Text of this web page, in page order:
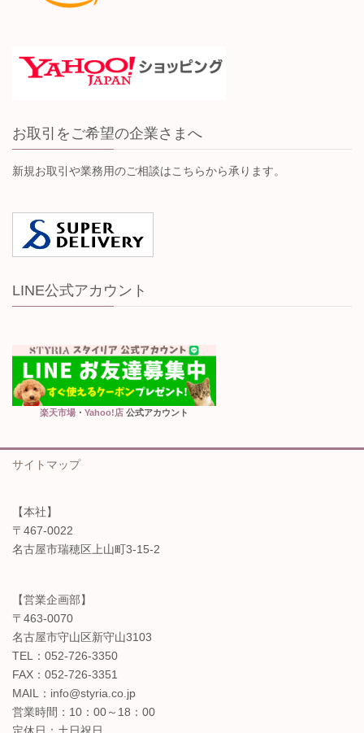
お取引をご希望の企業さまへ
新規お取引や業務用のご相談はこちらから承ります。
LINE公式アカウント
楽天市場 ・ Yahoo!店 公式アカウント
サイトマップ
【本社】
〒467-0022
名古屋市瑞穂区上山町3-15-2
【営業企画部】
〒463-0070
名古屋市守山区新守山3103
TEL：052-726-3350
FAX：052-726-3351
MAIL：info@styria.co.jp
営業時間：10：00～18：00
定休日：土日祝日